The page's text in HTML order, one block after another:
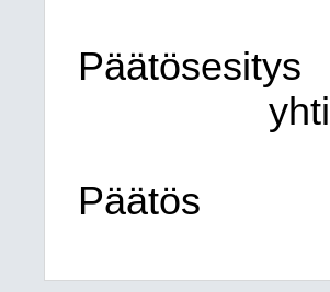
Päätösesitys
Päätös